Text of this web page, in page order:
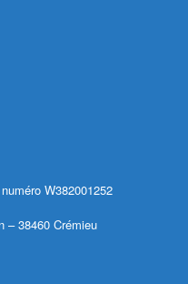
W382001252
– 38460 Crémieu